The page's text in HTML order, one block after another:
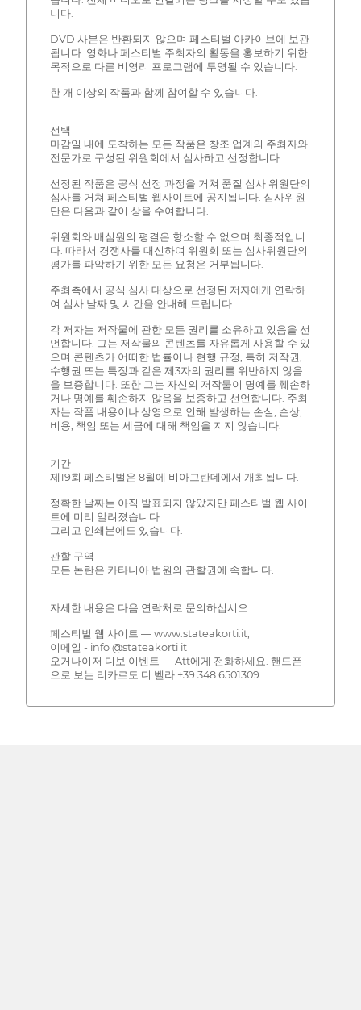
니다.
DVD 사본은 반환되지 않으며 페스티벌 아카이브에 보관
됩니다. 영화나 페스티벌 주최자의 활동을 홍보하기 위한
목적으로 다른 비영리 프로그램에 투영될 수 있습니다.
한 개 이상의 작품과 함께 참여할 수 있습니다.
선택
마감일 내에 도착하는 모든 작품은 창조 업계의 주최자와
전문가로 구성된 위원회에서 심사하고 선정합니다.
선정된 작품은 공식 선정 과정을 거쳐 품질 심사 위원단의
심사를 거쳐 페스티벌 웹사이트에 공지됩니다. 심사위원
단은 다음과 같이 상을 수여합니다.
위원회와 배심원의 평결은 항소할 수 없으며 최종적입니
다. 따라서 경쟁사를 대신하여 위원회 또는 심사위원단의
평가를 파악하기 위한 모든 요청은 거부됩니다.
주최측에서 공식 심사 대상으로 선정된 저자에게 연락하
여 심사 날짜 및 시간을 안내해 드립니다.
각 저자는 저작물에 관한 모든 권리를 소유하고 있음을 선
언합니다. 그는 저작물의 콘텐츠를 자유롭게 사용할 수 있
으며 콘텐츠가 어떠한 법률이나 현행 규정, 특히 저작권,
수행권 또는 특징과 같은 제3자의 권리를 위반하지 않음
을 보증합니다. 또한 그는 자신의 저작물이 명예를 훼손하
거나 명예를 훼손하지 않음을 보증하고 선언합니다. 주최
자는 작품 내용이나 상영으로 인해 발생하는 손실, 손상,
비용, 책임 또는 세금에 대해 책임을 지지 않습니다.
기간
제19회 페스티벌은 8월에 비아그란데에서 개최됩니다.
정확한 날짜는 아직 발표되지 않았지만 페스티벌 웹 사이
트에 미리 알려졌습니다.
그리고 인쇄본에도 있습니다.
관할 구역
모든 논란은 카타니아 법원의 관할권에 속합니다.
자세한 내용은 다음 연락처로 문의하십시오.
페스티벌 웹 사이트 — www.stateakorti.it,
이메일 - info @stateakorti it
오거나이저 디보 이벤트 — Att에게 전화하세요. 핸드폰
으로 보는 리카르도 디 벨라 +39 348 6501309